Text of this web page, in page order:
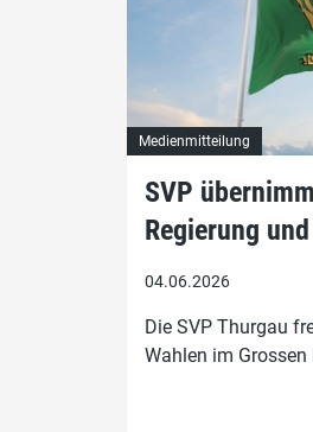
Medienmitteilung
SVP
Regierung
04.06.2026
Die SVP Thurgau
Wahlen im Grossen